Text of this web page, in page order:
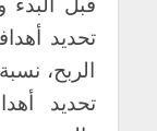
قبل البدء
تحديد
الربح،
تحديد